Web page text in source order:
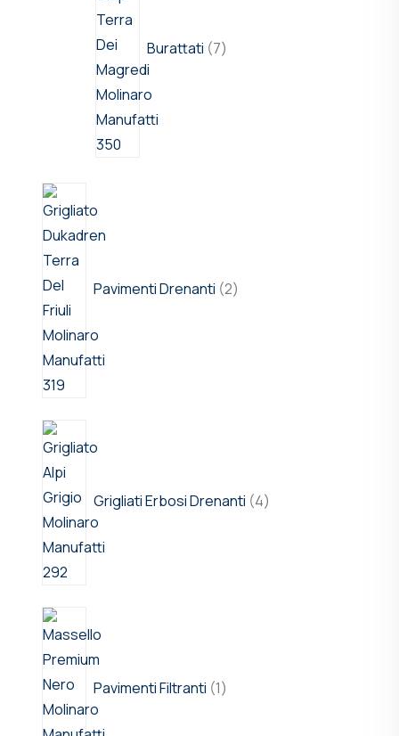
Burattati 7
Pavimenti Drenanti 2
Grigliati Erbosi Drenanti 4
Pavimenti Filtranti 1